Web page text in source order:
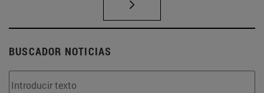
BUSCADOR NOTICIAS